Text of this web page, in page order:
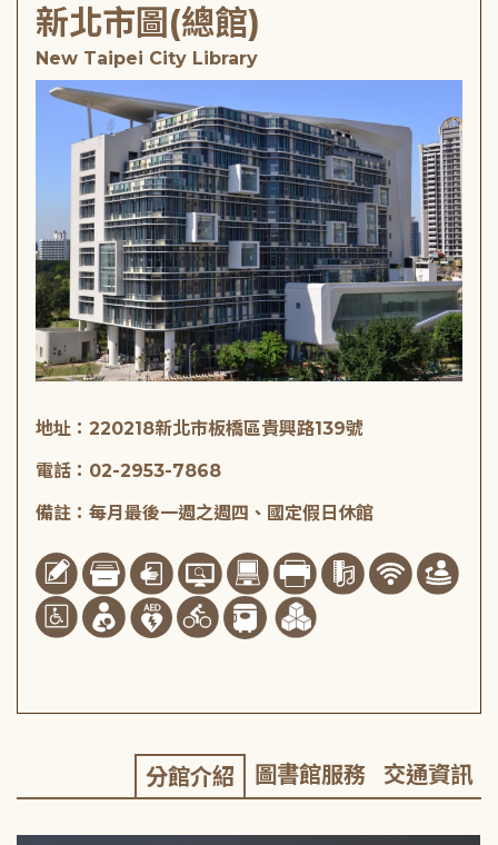
新北市圖(總館)
New Taipei City Library
地址：220218新北市板橋區貴興路139號
電話：02-2953-7868
備註：每月最後一週之週四、國定假日休館
分館介紹 圖書館服務 交通資訊